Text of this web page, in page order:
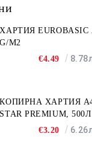
ХАРТИЯ EUROBASIC
G/M2
€4.49
КОПИРНА ХАРТИЯ A4
STAR PREMIUM, 500Л
€3.20